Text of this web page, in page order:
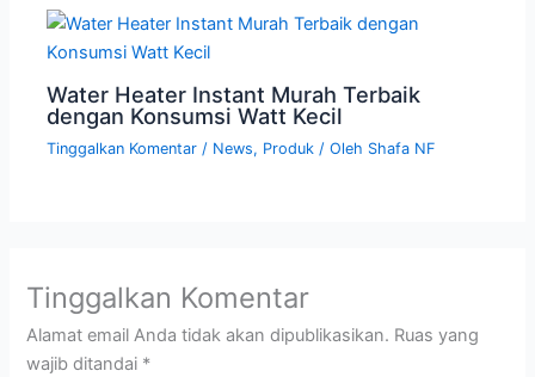
Water Heater Instant Murah Terbaik
dengan Konsumsi Watt Kecil
Tinggalkan Komentar / News, Produk / Oleh Shafa NF
Tinggalkan Komentar
Alamat email Anda tidak akan dipublikasikan. Ruas yang
wajib ditandai *